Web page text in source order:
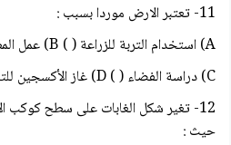
11- تعتبر الارض موردا بسبب :
A) استخدام التربة للزراعة ( ) B) عمل المطارات ( )
C) دراسة الفضاء ( ) D) غاز الأكسجين للتنفس ( )
12- تغير شكل الغابات على سطح كوكب
حيث :